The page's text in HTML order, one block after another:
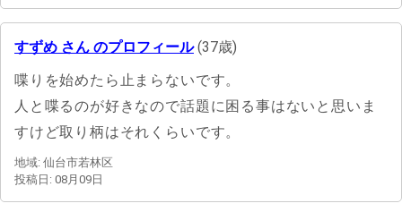
すずめ さん のプロフィール(37歳)
喋りを始めたら止まらないです。
人と喋るのが好きなので話題に困る事はないと思いま
すけど取り柄はそれくらいです。
地域: 仙台市若林区
投稿日: 08月09日